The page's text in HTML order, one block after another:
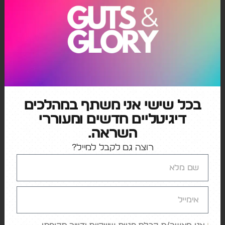
האם המודל הזה יוכיח את עצמו?האם רוקו וגם
המתחרות בשוק הסטרימינג יוכלו לייצר משיתופי
פעולה אחרים מודל עסקי שיכול אפילו לצמצם עלויות
ללקוחות (שלא לדבר על ביטול המסלול המוזל עם
>
כיצד טכנולוגיות מעצבות מחדש את תעשיית
המשפיענים
בכל שישי אני משתף במהלכים
דיגיטליים חדשים ומעוררי
השראה.
רוצה גם לקבל למייל?